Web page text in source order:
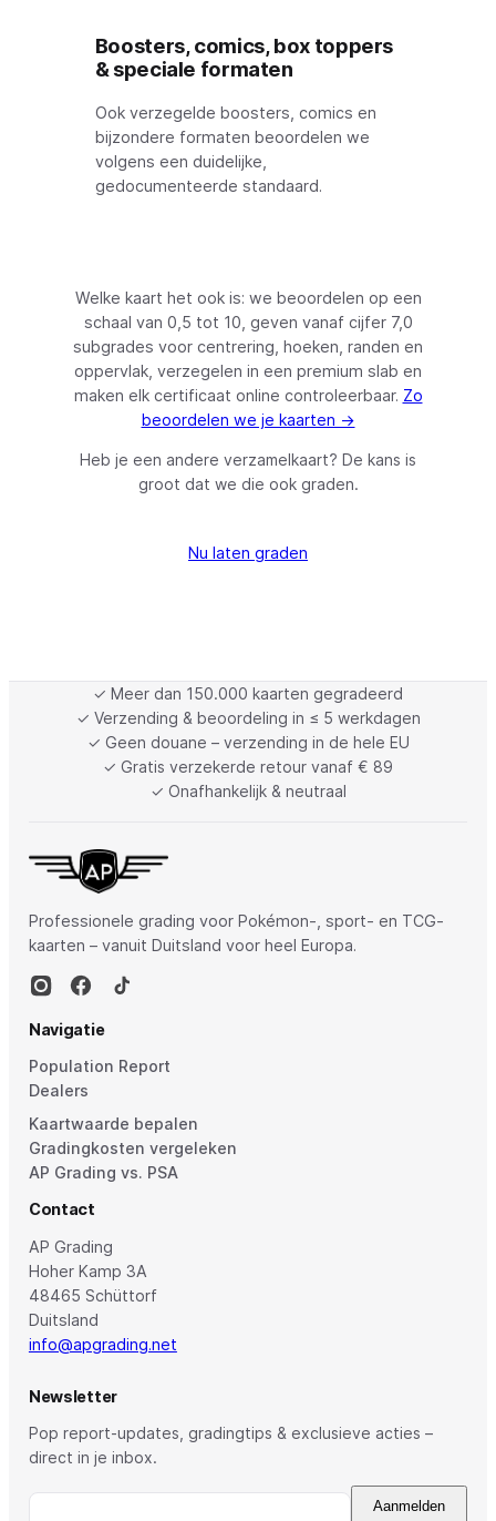
Boosters, comics, box toppers
& speciale formaten
Ook verzegelde boosters, comics en
bijzondere formaten beoordelen we
volgens een duidelijke,
gedocumenteerde standaard.
Welke kaart het ook is: we beoordelen op een
schaal van 0,5 tot 10, geven vanaf cijfer 7,0
subgrades voor centrering, hoeken, randen en
oppervlak, verzegelen in een premium slab en
maken elk certificaat online controleerbaar. Zo
beoordelen we je kaarten →
Heb je een andere verzamelkaart? De kans is
groot dat we die ook graden.
Nu laten graden
✓ Meer dan 150.000 kaarten gegradeerd
✓ Verzending & beoordeling in ≤ 5 werkdagen
✓ Geen douane – verzending in de hele EU
✓ Gratis verzekerde retour vanaf € 89
✓ Onafhankelijk & neutraal
Professionele grading voor Pokémon-, sport- en TCG-
kaarten – vanuit Duitsland voor heel Europa.
Navigatie
Population Report
Dealers
Kaartwaarde bepalen
Gradingkosten vergeleken
AP Grading vs. PSA
Contact
AP Grading
Hoher Kamp 3A
48465 Schüttorf
Duitsland
info@apgrading.net
Newsletter
Pop report-updates, gradingtips & exclusieve acties –
direct in je inbox.
Aanmelden